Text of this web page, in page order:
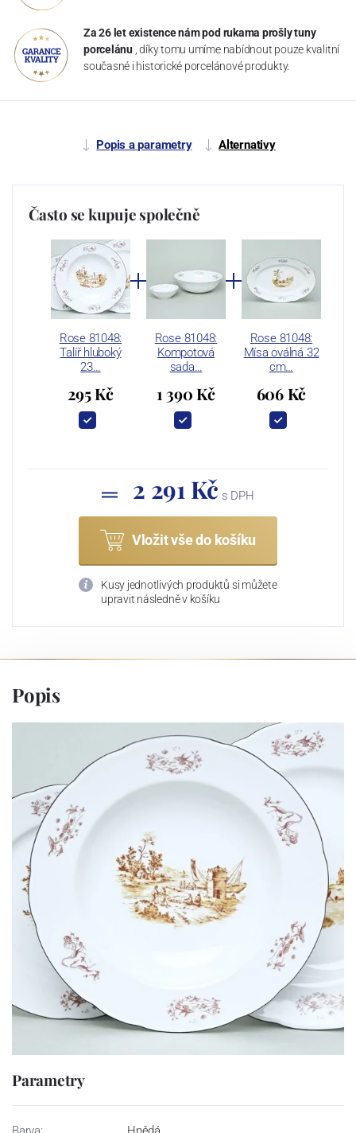
Za 26 let existence nám pod rukama prošly tuny
porcelánu , díky tomu umíme nabídnout pouze kvalitní
současné i historické porcelánové produkty.
Popis a parametry Alternativy
Často se kupuje společně
Rose 81048:
Talíř hluboký
23…
295 Kč
Rose 81048:
Kompotová
sada…
1 390 Kč
Rose 81048:
Mísa oválná 32
cm…
606 Kč
2 291 Kč s DPH
Vložit vše do košíku
Kusy jednotlivých produktů si můžete
upravit následně v košíku
Popis
Parametry